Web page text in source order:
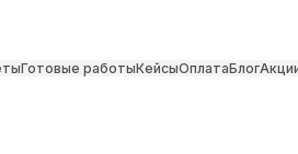
Готовые работыКейсыОплатаБлог